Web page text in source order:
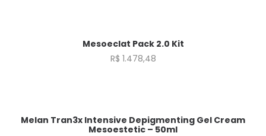
Fora de estoque
Mesoeclat Pack 2.0 Kit
R$ 1.478,48
Fora de estoque
Melan Tran3x Intensive Depigmenting Gel Cream
Mesoestetic – 50ml